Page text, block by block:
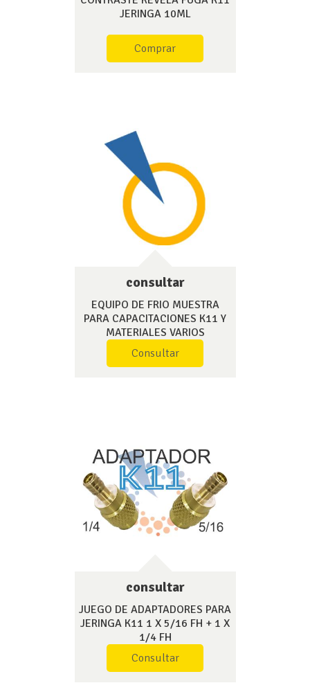
JERINGA 10ML
Comprar
consultar
EQUIPO DE FRIO MUESTRA
PARA CAPACITACIONES K11 Y
MATERIALES VARIOS
Consultar
consultar
JUEGO DE ADAPTADORES PARA
JERINGA K11 1 X 5/16 FH + 1 X
1/4 FH
Consultar